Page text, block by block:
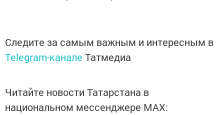
Следите за самым важным и интересным в
Telegram-канале Татмедиа
Читайте новости Татарстана в
национальном мессенджере MАХ: